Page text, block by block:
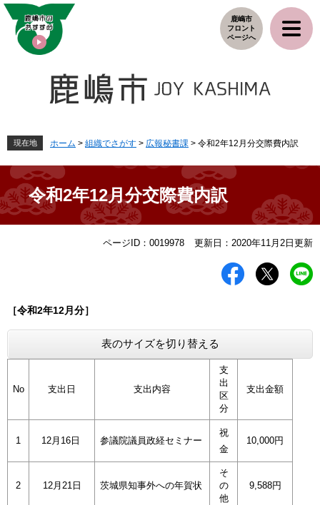
ペ
メ
鹿嶋市
フロント
ページへ
現在地 ホーム > 組織でさがす > 広報秘書課 > 令和2年12月分交際費内訳
令和2年12月分交際費内訳
ページID：0019978 更新日：2020年11月2日更新
［令和2年12月分］
表のサイズを切り替える
No 支出日 支出内容
支
出
区
分
支出金額
1 12月16日 参議院議員政経セミナー
祝
金
10,000円
2 12月21日 茨城県知事外への年賀状
そ
の
他
9,588円